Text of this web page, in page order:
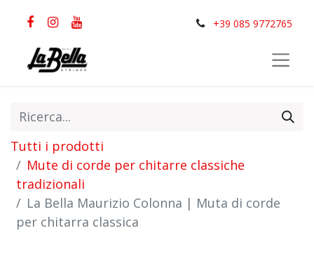
+39 085 9772765
Tutti i prodotti
Mute di corde per chitarre classiche
tradizionali
La Bella Maurizio Colonna | Muta di corde
per chitarra classica